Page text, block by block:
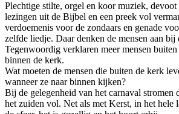
Plechtige stilte, orgel en koor muziek,
lezingen uit de Bijbel en een preek vol
verdoemenis voor de zondaars en genade
zelfde liedje. Daar denken de mensen aan bij
Tegenwoordig verklaren meer mensen
binnen de kerk.
Wat moeten de mensen die buiten de kerk
wanneer ze naar binnen kijken?
Bij de gelegenheid van het carnaval stromen
het zuiden vol. Net als met Kerst, in het hele